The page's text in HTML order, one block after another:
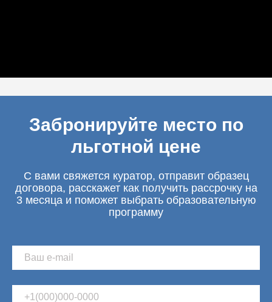
Забронируйте место по
льготной цене
С вами свяжется куратор, отправит образец
договора, расскажет как получить рассрочку на
3 месяца и поможет выбрать образовательную
программу